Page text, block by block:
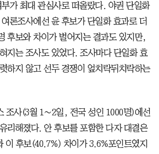
가 최대 관심사로 떠올랐다. 야권 단일화
론조사에선 윤 후보가 단일화 효과로 더
후보와 차이가 벌어지는 결과도 있지만,
지는 조사도 있었다. 조사마다 단일화 효
하지 않고 선두 경쟁이 엎치락뒤치락하는
조사(3월 1∼2일, 전국 성인 1000명)에선
리해졌다. 안 후보를 포함한 다자 대결은
이 후보(40.7%) 차이가 3.6%포인트였지